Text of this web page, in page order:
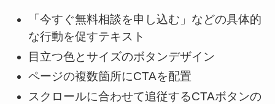
「今すぐ無料相談を申し込む」などの具体的
な行動を促すテキスト
目立つ色とサイズのボタンデザイン
ページの複数箇所にCTAを配置
スクロールに合わせて追従するCTAボタンの